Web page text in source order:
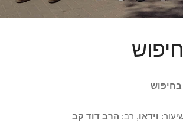
וידאו, רב: הרב דוד קב